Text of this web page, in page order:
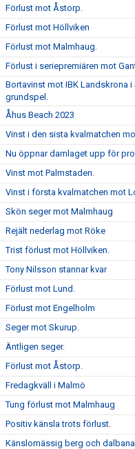
Förlust mot Åstorp.
Förlust mot Höllviken
Förlust mot Malmhaug.
Förlust i seriepremiären mot
Bortavinst mot IBK Landskrona
grundspel.
Åhus Beach 2023
Vinst i den sista kvalmatchen
Nu öppnar damlaget upp för
Vinst mot Palmstaden.
Vinst i första kvalmatchen mot
Skön seger mot Malmhaug
Rejält nederlag mot Röke
Trist förlust mot Höllviken.
Tony Nilsson stannar kvar
Förlust mot Lund.
Förlust mot Engelholm
Seger mot Skurup.
Äntligen seger.
Förlust mot Åstorp.
Fredagkväll i Malmö
Tung förlust mot Malmhaug
Positiv känsla trots förlust.
Känslomässig berg och